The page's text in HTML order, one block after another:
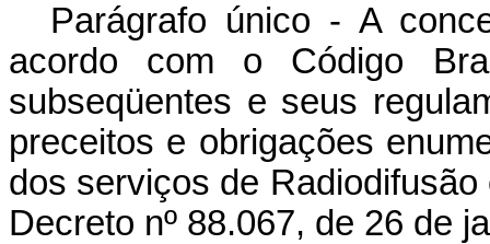
Parágrafo único - A
acordo com o Código
subseqüentes e seus
preceitos e obrigações
dos serviços de
Decreto nº 88.067, de 26 de